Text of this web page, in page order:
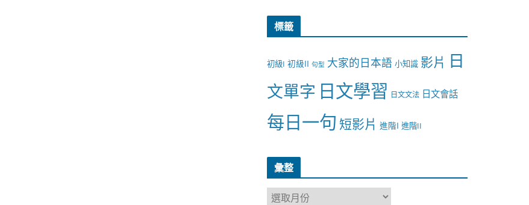
標籤
初級I 初級II 句型 大家的日本語 小知識 影片 日
文單字 日文學習 日文文法 日文會話
每日一句 短影片 進階I 進階II
彙整
彙